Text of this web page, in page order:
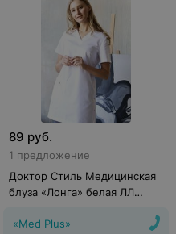
89 руб.
1 предложение
Доктор Стиль Медицинская
блуза «Лонга» белая ЛЛ
«Med Plus»